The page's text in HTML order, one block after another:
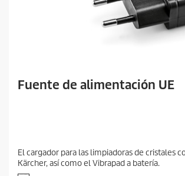
Fuente de alimentación UE
El cargador para las limpiadoras de cristales
Kärcher, así como el Vibrapad a batería.